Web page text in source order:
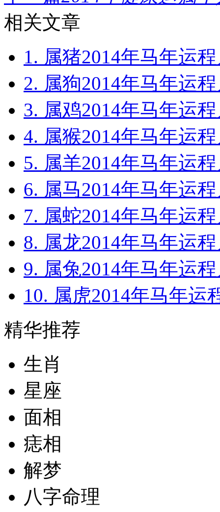
相关文章
1. 属猪2014年马年运
2. 属狗2014年马年运
3. 属鸡2014年马年运
4. 属猴2014年马年运
5. 属羊2014年马年运
6. 属马2014年马年运
7. 属蛇2014年马年运
8. 属龙2014年马年运
9. 属兔2014年马年运
10. 属虎2014年马年运
精华推荐
生肖
星座
面相
痣相
解梦
八字命理